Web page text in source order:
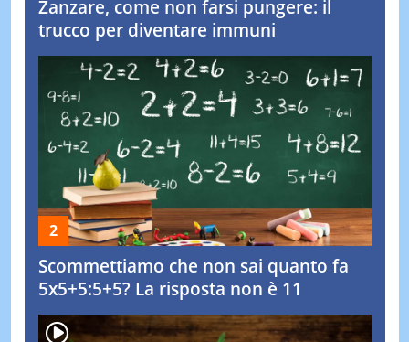
Zanzare, come non farsi pungere: il
trucco per diventare immuni
Scommettiamo che non sai quanto fa
5x5+5:5+5? La risposta non è 11